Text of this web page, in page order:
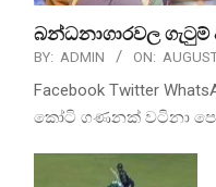
බන්ධනාගාරවල
BY: ADMIN ON:
Facebook Twitter
කෝටි ගණනක් වටිනා